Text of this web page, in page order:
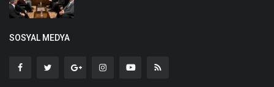
SOSYAL MEDYA